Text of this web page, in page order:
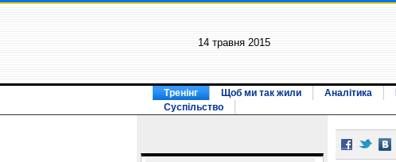
14 травня 2015
Тренінг Щоб ми так жили Аналітика
Суспільство